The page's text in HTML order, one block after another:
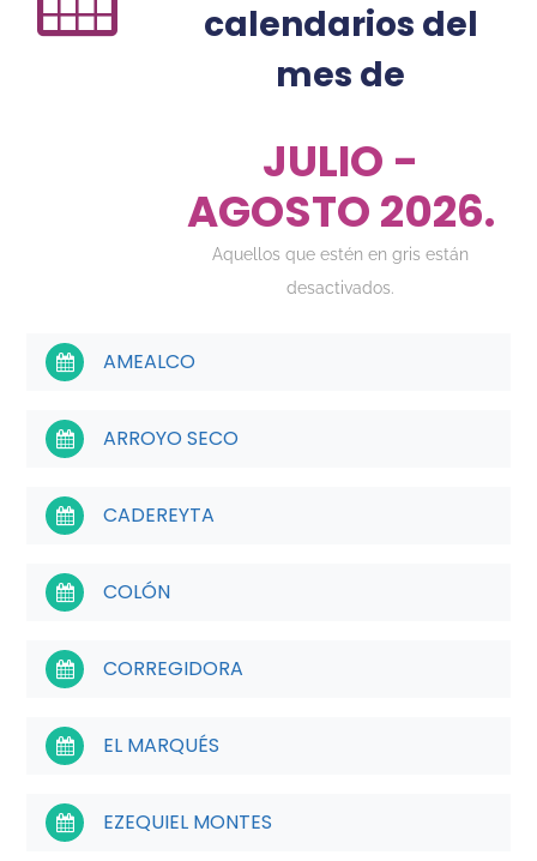
calendarios del
mes de
JULIO -
AGOSTO 2026.
Aquellos que estén en gris están
desactivados.
AMEALCO
ARROYO SECO
CADEREYTA
COLÓN
CORREGIDORA
EL MARQUÉS
EZEQUIEL MONTES